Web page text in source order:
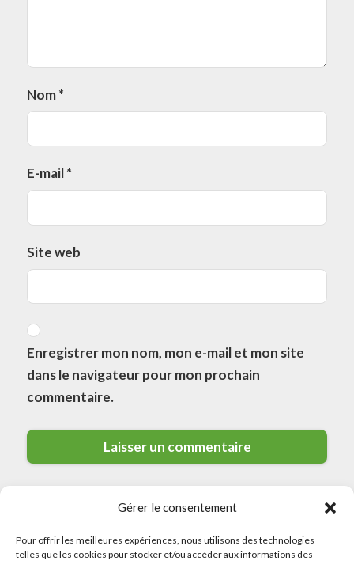
Gérer le consentement
Pour offrir les meilleures expériences, nous utilisons des technologies
telles que les cookies pour stocker et/ou accéder aux informations des
Nom*
E-mail*
Site web
Enregistrer mon nom, mon e-mail et mon site
dans le navigateur pour mon prochain
commentaire.